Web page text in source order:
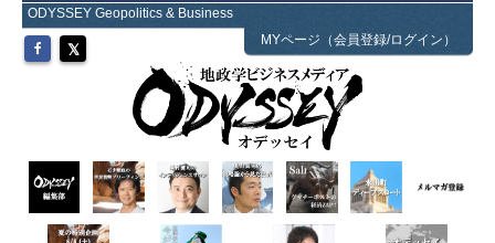
ODYSSEY Geopolitics & Business
MYページ（会員登録/ログイン）